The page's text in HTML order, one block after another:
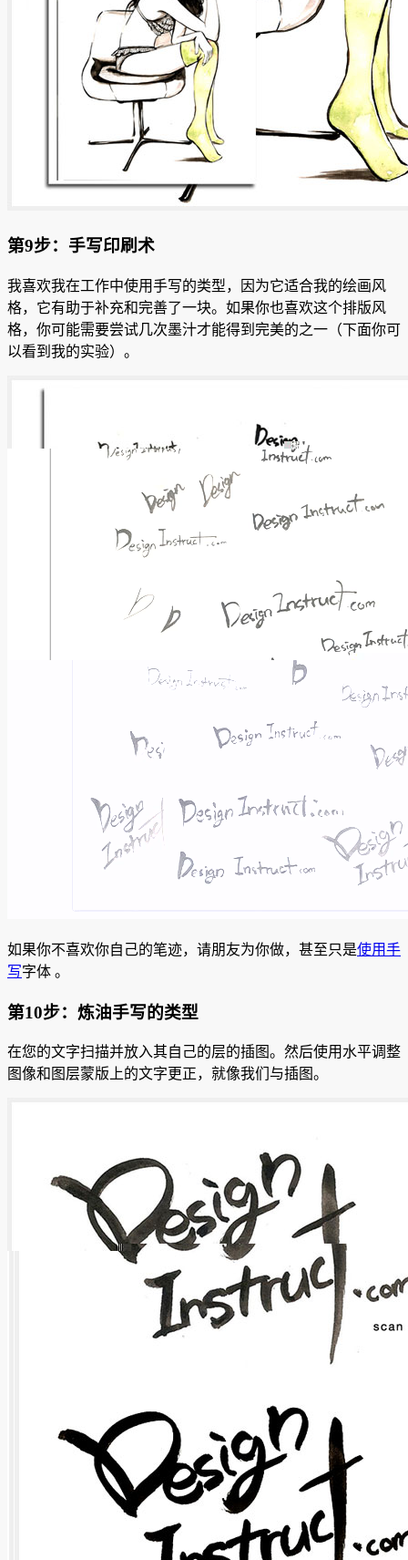
第9步：手写印刷术
我喜欢我在工作中使用手写的类型，因为它适合我的绘画风
格，它有助于补充和完善了一块。 如果你也喜欢这个排版风
格，你可能需要尝试几次墨汁才能得到完美的之一（下面你可
以看到我的实验）。
如果你不喜欢你自己的笔迹，请朋友为你做，甚至只是使用手
写字体 。
第10步：炼油手写的类型
在您的文字扫描并放入其自己的层的插图。 然后使用水平调整
图像和图层蒙版上的文字更正，就像我们与插图。